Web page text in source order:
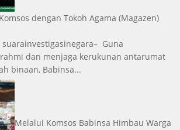
dengan Tokoh Agama (Magazen)
Guna
dan menjaga kerukunan antarumat
binaan, Babinsa...
Melalui Komsos Babinsa Himbau Warga